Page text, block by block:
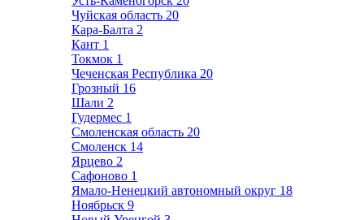
Чуйская область 20
Кара-Балта 2
Кант 1
Токмок 1
Чеченская Республика 20
Грозный 16
Шали 2
Гудермес 1
Смоленская область 20
Смоленск 14
Ярцево 2
Сафоново 1
Ямало-Ненецкий автономный округ 18
Ноябрьск 9